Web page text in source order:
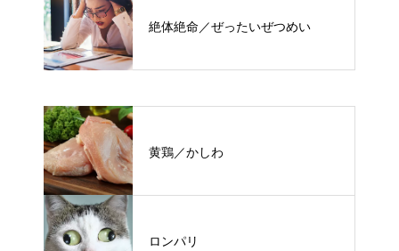
絶体絶命／ぜったいぜつめい
黄鶏／かしわ
ロンパリ